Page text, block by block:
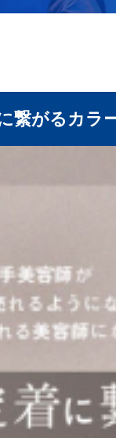
繋がるカラ